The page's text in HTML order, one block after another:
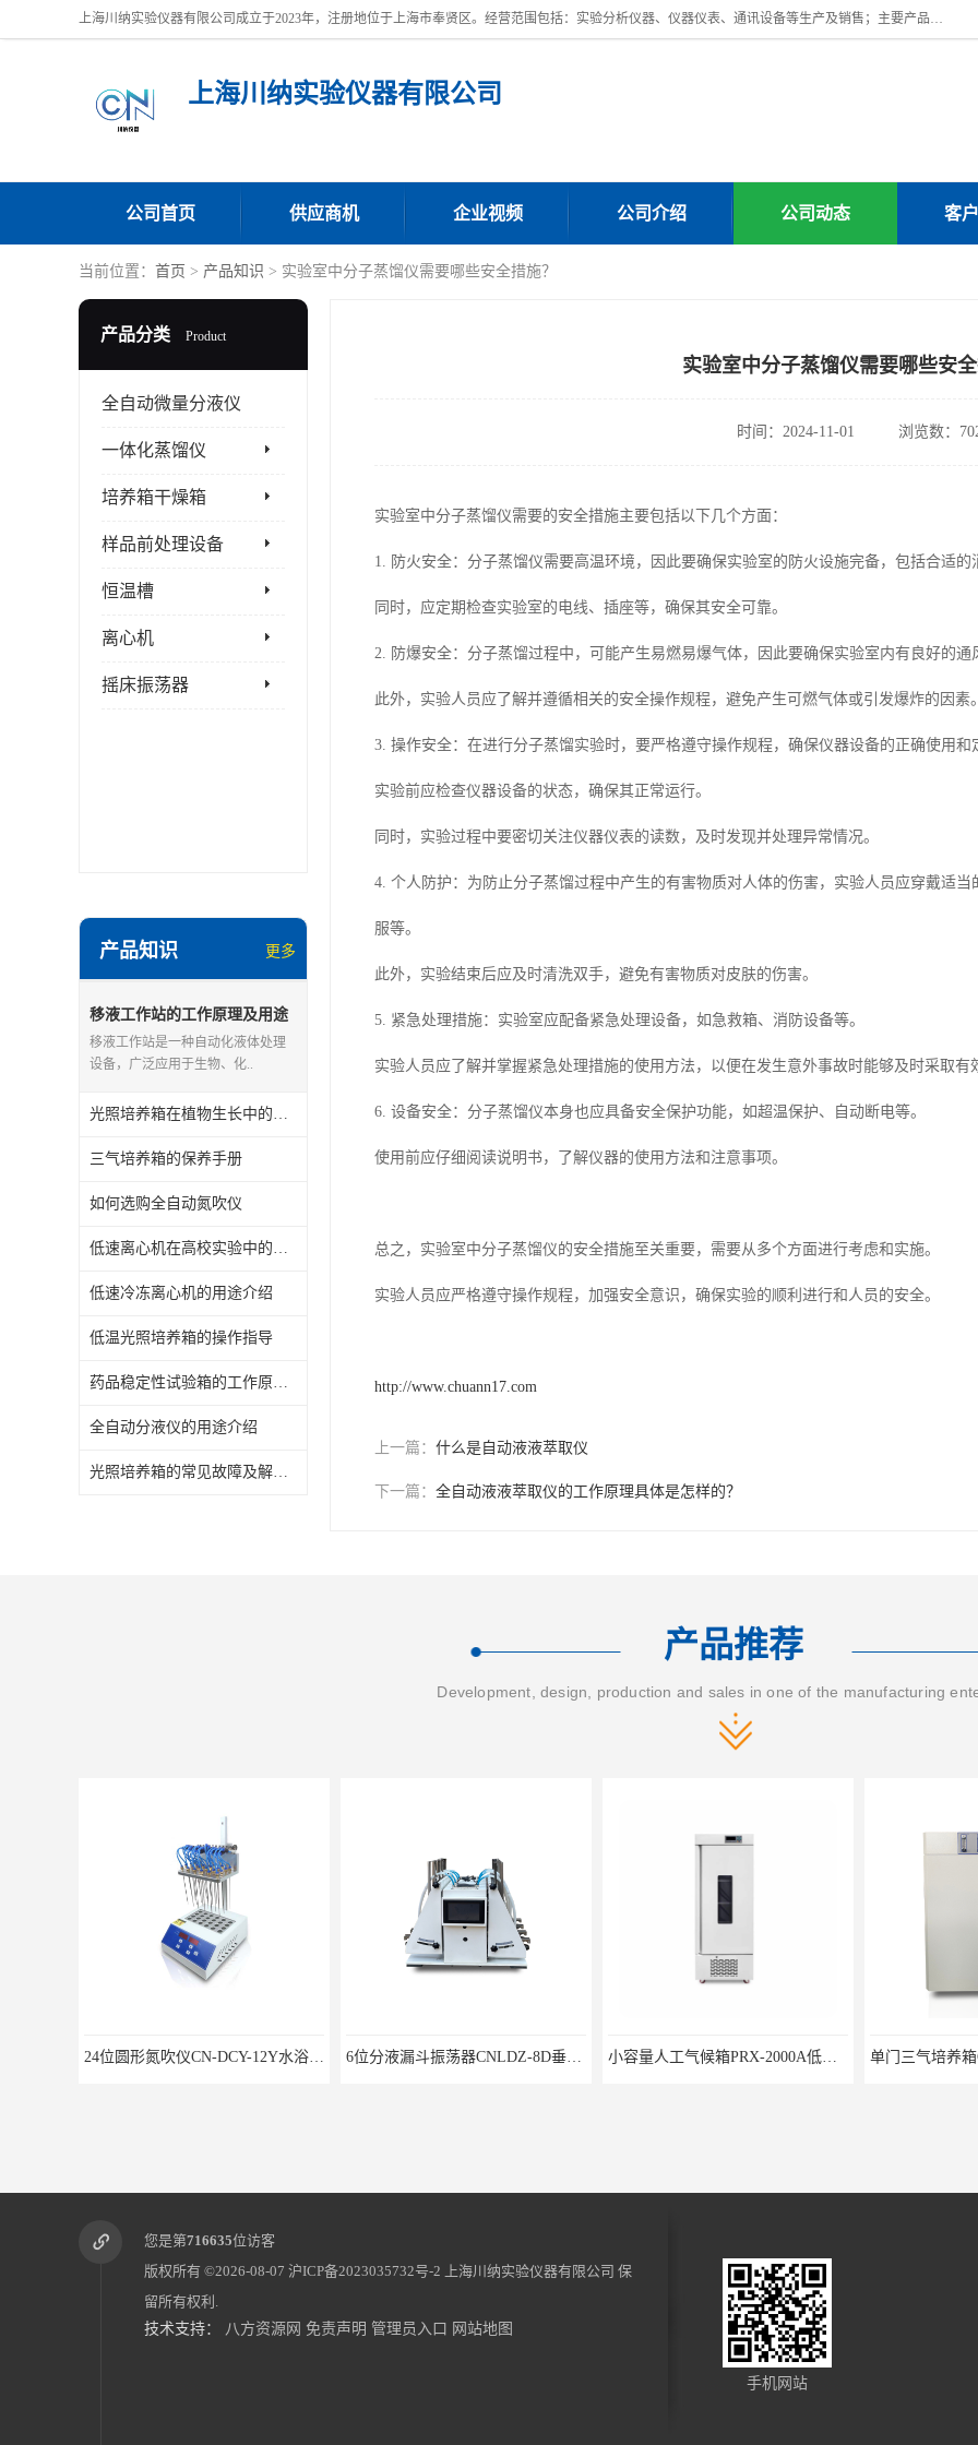
上海川纳实验仪器有限公司成立于2023年，注册地位于上海市奉贤区。经营范围包括：实验分析仪器、仪器仪表、通讯设备等生产及销售；主要产品有：全自动微量分液仪，一体化蒸馏仪，氟化物蒸馏仪，培养箱干燥箱，人工气候箱，生化培养箱，二氧化碳培养箱，厌氧培养箱，三气培养箱，光照培养箱等。
上海川纳实验仪器有限公司
公司首页 供应商机 企业视频 公司介绍 公司动态 客
当前位置： 首页 > 产品知识 > 实验室中分子蒸馏仪需要哪些安全措施？
产品分类 Product
全自动微量分液仪
一体化蒸馏仪
培养箱干燥箱
样品前处理设备
恒温槽
离心机
摇床振荡器
产品知识 更多
移液工作站的工作原理及用途
介绍
移液工作站是一种自动化液体处理
设备，广泛应用于生物、化..
光照培养箱在植物生长中的应用介绍
三气培养箱的保养手册
如何选购全自动氮吹仪
低速离心机在高校实验中的应用有哪些
低速冷冻离心机的用途介绍
低温光照培养箱的操作指导
药品稳定性试验箱的工作原理及用途
全自动分液仪的用途介绍
光照培养箱的常见故障及解决方案
实验室中分子蒸馏仪需要哪些安全
时间：2024-11-01 浏览数：
实验室中分子蒸馏仪需要的安全措施主要包括以下几个方面：
1. 防火安全：分子蒸馏仪需要高温环境，因此要确保实验室的防火设施完备，包括合适的
同时，应定期检查实验室的电线、插座等，确保其安全可靠。
2. 防爆安全：分子蒸馏过程中，可能产生易燃易爆气体，因此要确保实验室内有良好的通
此外，实验人员应了解并遵循相关的安全操作规程，避免产生可燃气体或引发爆炸的因素。
3. 操作安全：在进行分子蒸馏实验时，要严格遵守操作规程，确保仪器设备的正确使用和
实验前应检查仪器设备的状态，确保其正常运行。
同时，实验过程中要密切关注仪器仪表的读数，及时发现并处理异常情况。
4. 个人防护：为防止分子蒸馏过程中产生的有害物质对人体的伤害，实验人员应穿戴适
服等。
此外，实验结束后应及时清洗双手，避免有害物质对皮肤的伤害。
5. 紧急处理措施：实验室应配备紧急处理设备，如急救箱、消防设备等。
实验人员应了解并掌握紧急处理措施的使用方法，以便在发生意外事故时能够及时采取有
6. 设备安全：分子蒸馏仪本身也应具备安全保护功能，如超温保护、自动断电等。
使用前应仔细阅读说明书，了解仪器的使用方法和注意事项。
总之，实验室中分子蒸馏仪的安全措施至关重要，需要从多个方面进行考虑和实施。
实验人员应严格遵守操作规程，加强安全意识，确保实验的顺利进行和人员的安全。
http://www.chuann17.com
上一篇： 什么是自动液液萃取仪
下一篇： 全自动液液萃取仪的工作原理具体是怎样的？
产品推荐
Development, design, production and sales in one of the manufacturing
24位圆形氮吹仪CN-DCY-12Y水浴氮气吹扫捕集仪 6位分液漏斗振荡器CNLDZ-8D垂直净化振荡器 小容量人工气候箱PRX-2000A低温养虫箱
单门恒温恒湿箱HWS-70B微生物细菌培养箱
您是第716635位访客
版权所有 ©2026-08-07 沪ICP备2023035732号-2 上海川纳实验仪器有限公司 保
留所有权利.
技术支持： 八方资源网 免责声明 管理员入口 网站地图
手机网站